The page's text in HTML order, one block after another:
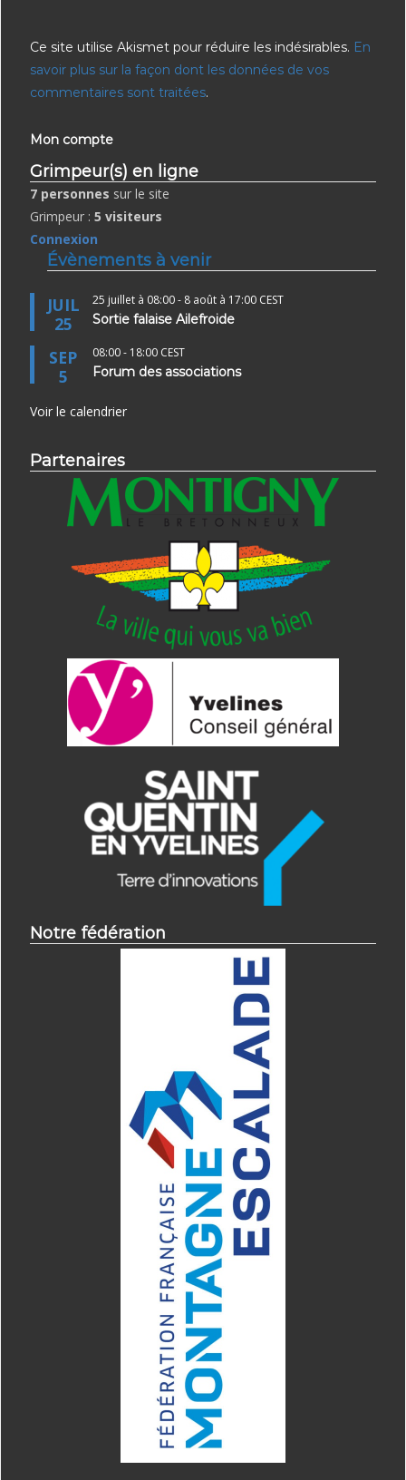
Ce site utilise Akismet pour réduire les indésirables. En
savoir plus sur la façon dont les données de vos
commentaires sont traitées.
Mon compte
Grimpeur(s) en ligne
7 personnes sur le site
Grimpeur : 5 visiteurs
Connexion
Évènements à venir
JUIL
25
25 juillet à 08:00- 8 août à 17:00 CEST
Sortie falaise Ailefroide
SEP
5
08:00- 18:00 CEST
Forum des associations
Voir le calendrier
Partenaires
Notre fédération